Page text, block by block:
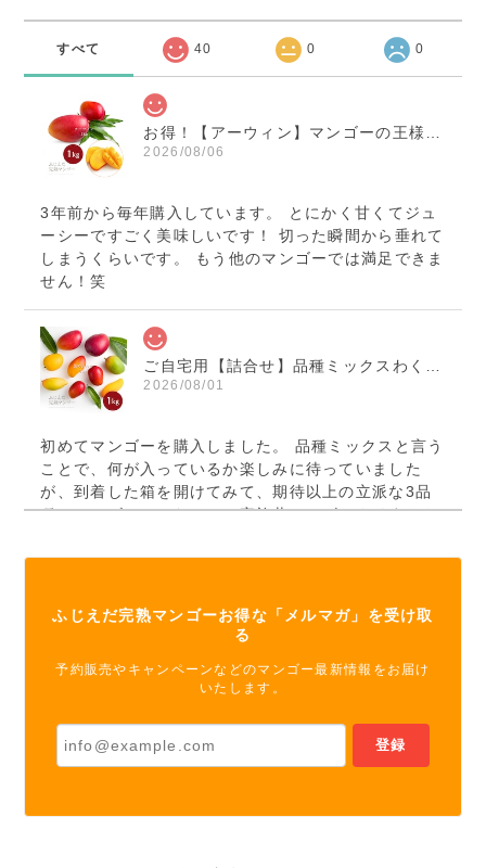
すべて 40 0 0
2026/08/06
3年前から毎年購入しています。 とにかく甘くてジュ
ーシーですごく美味しいです！ 切った瞬間から垂れて
しまうくらいです。 もう他のマンゴーでは満足できま
せん！笑
2026/08/01
初めてマンゴーを購入しました。 品種ミックスと言う
ことで、何が入っているか楽しみに待っていました
が、到着した箱を開けてみて、期待以上の立派な3品
種のマンゴーでしたので、家族共々、ビックリするや
た。 3品種全て食べましたが、それぞれ違った美味し
りの様ですので、来年を楽しみに待とうと思います。
この度は、初めてのご利用に「ふじえだ完
熟マンゴー」をお選び下さり、誠にありが
わわ”にて初めてキロ単位販売が実現で
き、ご購入くださった事とても嬉しく思い
ふじえだ完熟マンゴーお得な「メルマガ」を受け取
る
予約販売やキャンペーンなどのマンゴー最新情報をお届け
いたします。
登録